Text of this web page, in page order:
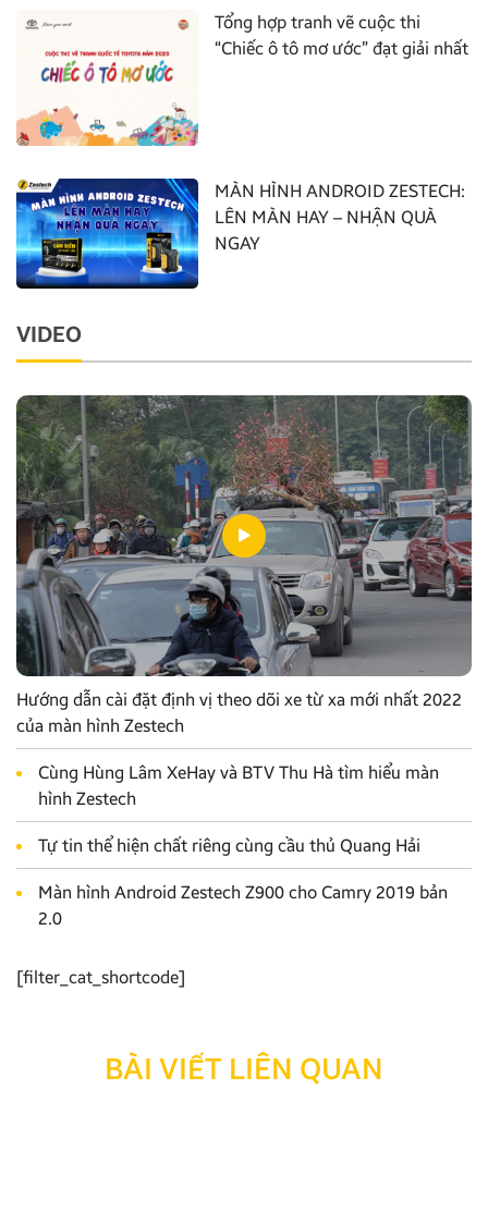
Tổng hợp tranh vẽ cuộc thi
“Chiếc ô tô mơ ước” đạt giải nhất
MÀN HÌNH ANDROID ZESTECH:
LÊN MÀN HAY – NHẬN QUÀ
NGAY
VIDEO
Hướng dẫn cài đặt định vị theo dõi xe từ xa mới nhất 2022
của màn hình Zestech
Cùng Hùng Lâm XeHay và BTV Thu Hà tìm hiểu màn
hình Zestech
Tự tin thể hiện chất riêng cùng cầu thủ Quang Hải
Màn hình Android Zestech Z900 cho Camry 2019 bản
2.0
[filter_cat_shortcode]
BÀI VIẾT LIÊN QUAN